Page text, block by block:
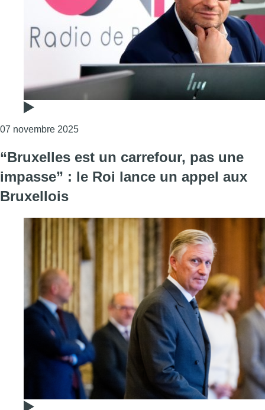
07 novembre 2025Consulter l'article "L’édito de Fabrice
“Bruxelles est un carrefour, pas une
impasse” : le Roi lance un appel aux
Bruxellois